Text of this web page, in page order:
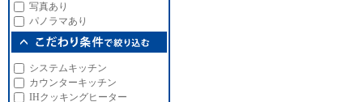
写真あり
パノラマあり
システムキッチン
カウンターキッチン
IHクッキングヒーター